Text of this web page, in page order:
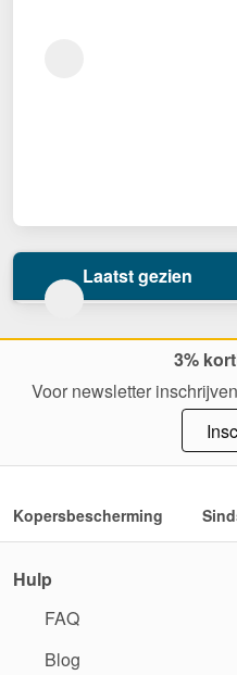
Laatst gezien
3%
Voor newsletter
Kopersbescherming
Hulp
FAQ
Blog